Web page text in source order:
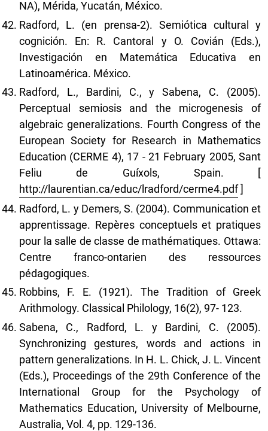
NA), Mérida, Yucatán, México.
Radford, L. (en prensa-2). Semiótica cultural y
cognición. En: R. Cantoral y O. Covián (Eds.),
Investigación en Matemática Educativa en
Latinoamérica. México.
Radford, L., Bardini, C., y Sabena, C. (2005).
Perceptual semiosis and the microgenesis of
algebraic generalizations. Fourth Congress of the
European Society for Research in Mathematics
Education (CERME 4), 17 - 21 February 2005, Sant
Feliu de Guíxols, Spain. [
http://laurentian.ca/educ/lradford/cerme4.pdf]
Radford, L. y Demers, S. (2004). Communication et
apprentissage. Repères conceptuels et pratiques
pour la salle de classe de mathématiques. Ottawa:
Centre franco-ontarien des ressources
pédagogiques.
Robbins, F. E. (1921). The Tradition of Greek
Arithmology. Classical Philology, 16(2), 97- 123.
Sabena, C., Radford, L. y Bardini, C. (2005).
Synchronizing gestures, words and actions in
pattern generalizations. In H. L. Chick, J. L. Vincent
(Eds.), Proceedings of the 29th Conference of the
International Group for the Psychology of
Mathematics Education, University of Melbourne,
Australia, Vol. 4, pp. 129-136.